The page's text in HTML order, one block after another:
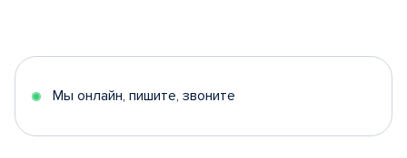
5
Мы онлайн, пишите, звоните